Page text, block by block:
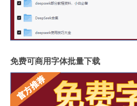
免费可商用字体批量下载